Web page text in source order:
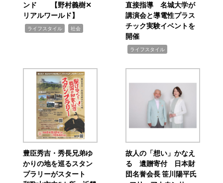
ンド 【野村義樹✕
リアルワールド】
ライフスタイル 社会
直接指導 名城大学が
講演会と導電性プラス
チック実験イベントを
開催
ライフスタイル
豊臣秀吉・秀長兄弟ゆ
かりの地を巡るスタン
プラリーがスタート
故人の「想い」かなえ
る 遺贈寄付 日本財
団名誉会長 笹川陽平氏